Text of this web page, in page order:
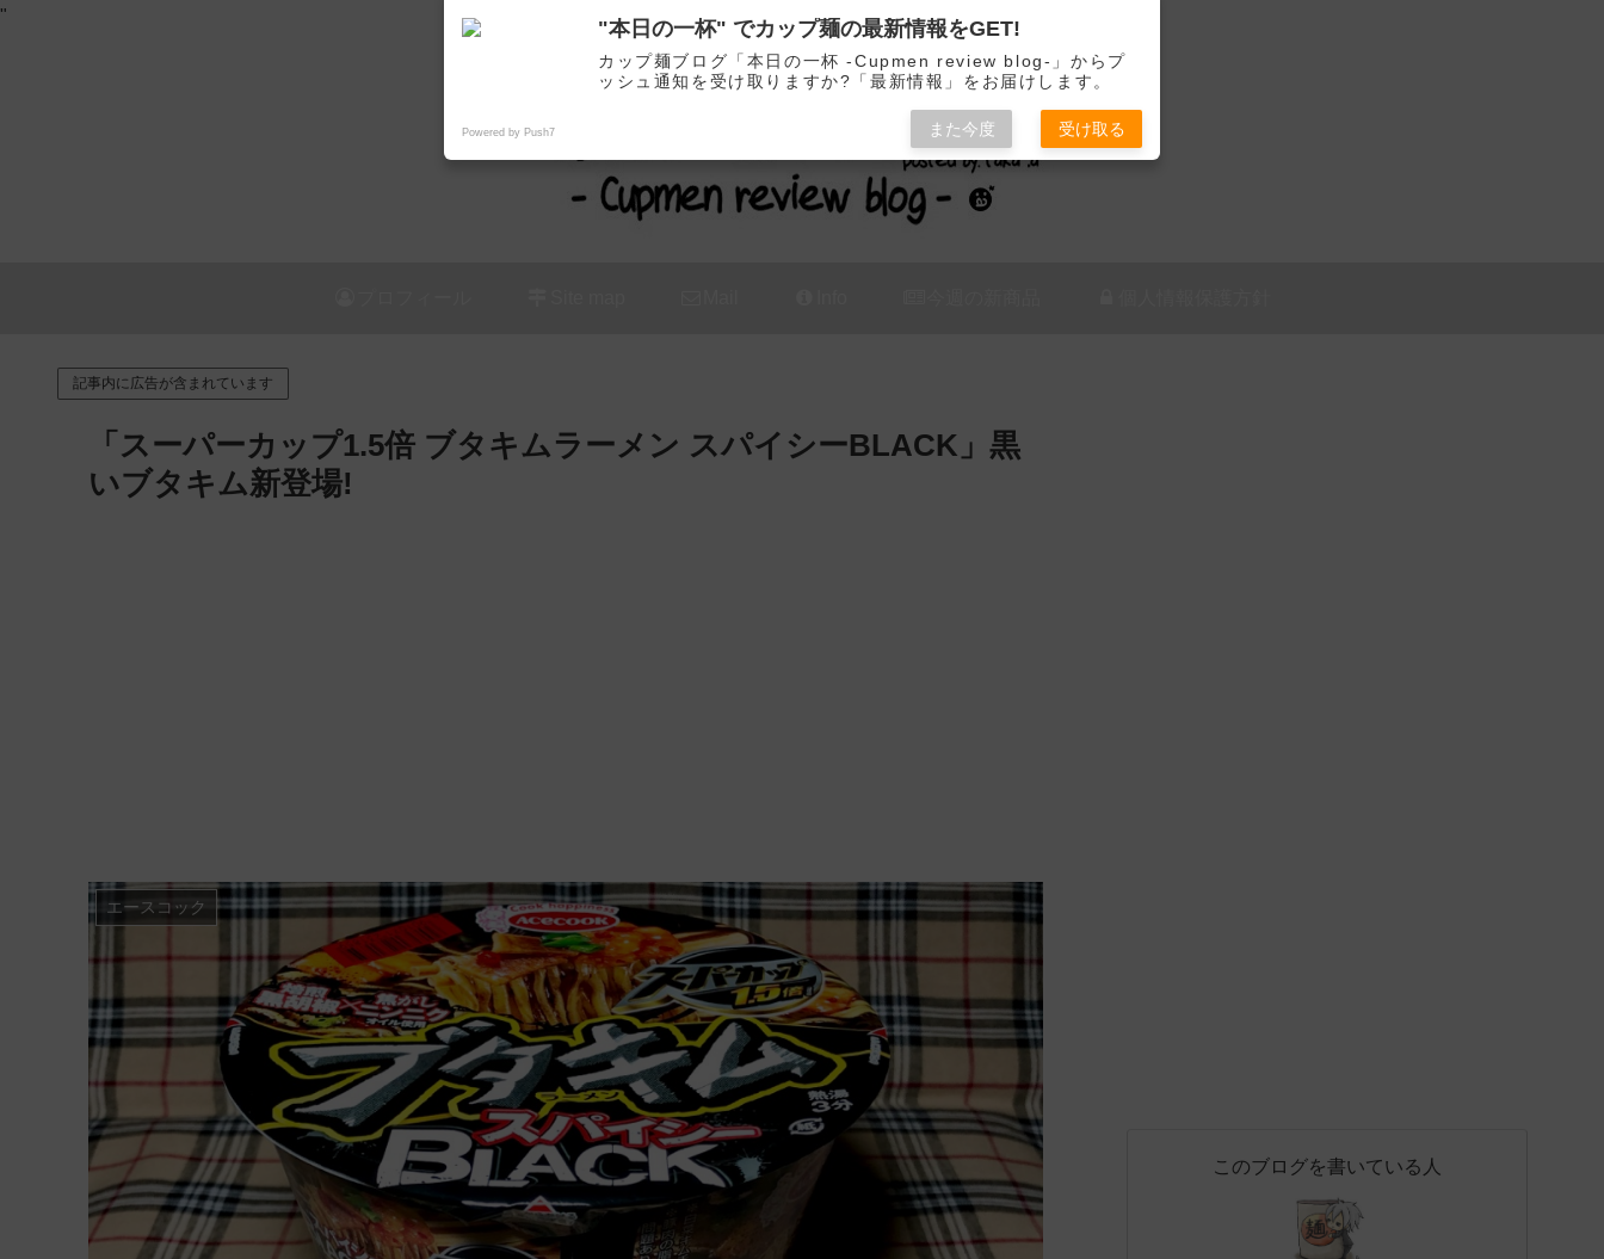
"
カップ麺の新商品をレビュー / アレンジするブログ
記事内に広告が含まれています
「スーパーカップ1.5倍 ブタキムラーメン スパイシーBLACK」黒
いブタキム新登場!
エースコック
このブログを書いている人
"本日の一杯" でカップ麺の最新情報をGET!
カップ麺ブログ「本日の一杯 -Cupmen review blog-」からプ
ッシュ通知を受け取りますか?「最新情報」をお届けします。
Powered by Push7 また今度 受け取る